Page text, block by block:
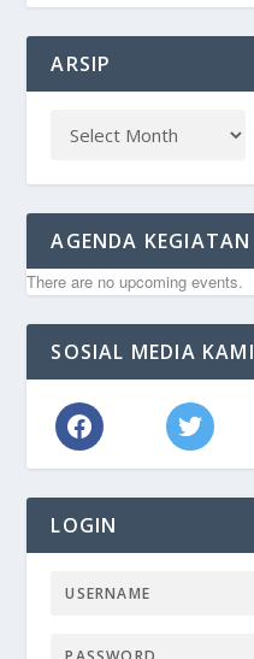
ARSIP
AGENDA KEGIATAN
There are no upcoming events.
SOSIAL MEDIA KAMI
LOGIN